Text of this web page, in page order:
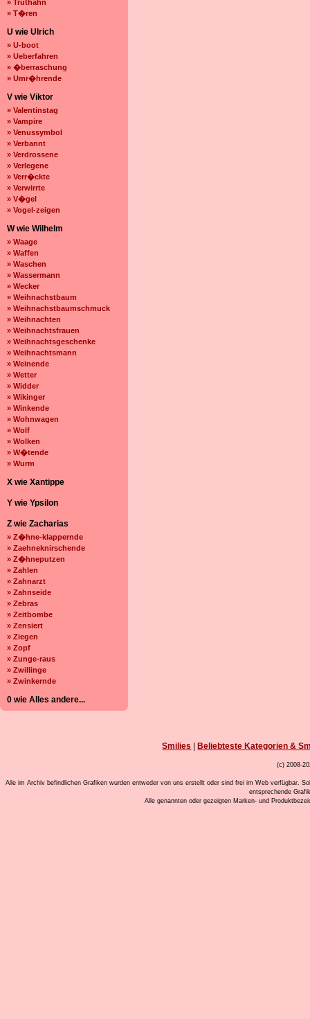
» Truthahn
» T�ren
U wie Ulrich
» U-boot
» Ueberfahren
» �berraschung
» Umr�hrende
V wie Viktor
» Valentinstag
» Vampire
» Venussymbol
» Verbannt
» Verdrossene
» Verlegene
» Verr�ckte
» Verwirrte
» V�gel
» Vogel-zeigen
W wie Wilhelm
» Waage
» Waffen
» Waschen
» Wassermann
» Wecker
» Weihnachstbaum
» Weihnachstbaumschmuck
» Weihnachten
» Weihnachtsfrauen
» Weihnachtsgeschenke
» Weihnachtsmann
» Weinende
» Wetter
» Widder
» Wikinger
» Winkende
» Wohnwagen
» Wolf
» Wolken
» W�tende
» Wurm
X wie Xantippe
Y wie Ypsilon
Z wie Zacharias
» Z�hne-klappernde
» Zaehneknirschende
» Z�hneputzen
» Zahlen
» Zahnarzt
» Zahnseide
» Zebras
» Zeitbombe
» Zensiert
» Ziegen
» Zopf
» Zunge-raus
» Zwillinge
» Zwinkernde
0 wie Alles andere...
Smilies Beliebteste Kategorien &
(c) 2008-
Alle im Archiv befindlichen Grafiken wurden entweder von uns erstellt oder sind frei im Web verfügbar.
entsprechende
Alle genannten oder gezeigten Marken- und